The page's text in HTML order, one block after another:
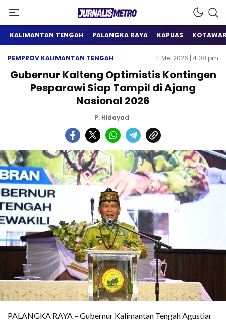
Jurnalis Metro
Satu Wadah Informasi
KALIMANTAN TENGAH PALANGKA RAYA KAPUAS
PEMPROV KALIMANTAN TENGAH 11 Mei 2026 | 4:08 pm
Gubernur Kalteng Optimistis Kontingen
Pesparawi Siap Tampil di Ajang
Nasional 2026
P. Hidayad
PALANGKA RAYA – Gubernur Kalimantan Tengah Agustiar